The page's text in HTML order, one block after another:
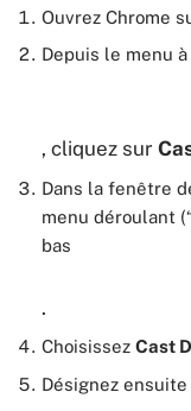
Ouvrez Chrome
Depuis le menu
, cliquez sur
Dans la fenêtre
menu déroulant
bas
.
Choisissez Cast
Désignez